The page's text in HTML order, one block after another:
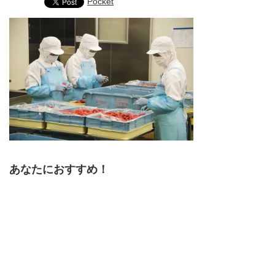
あなたにおすすめ！